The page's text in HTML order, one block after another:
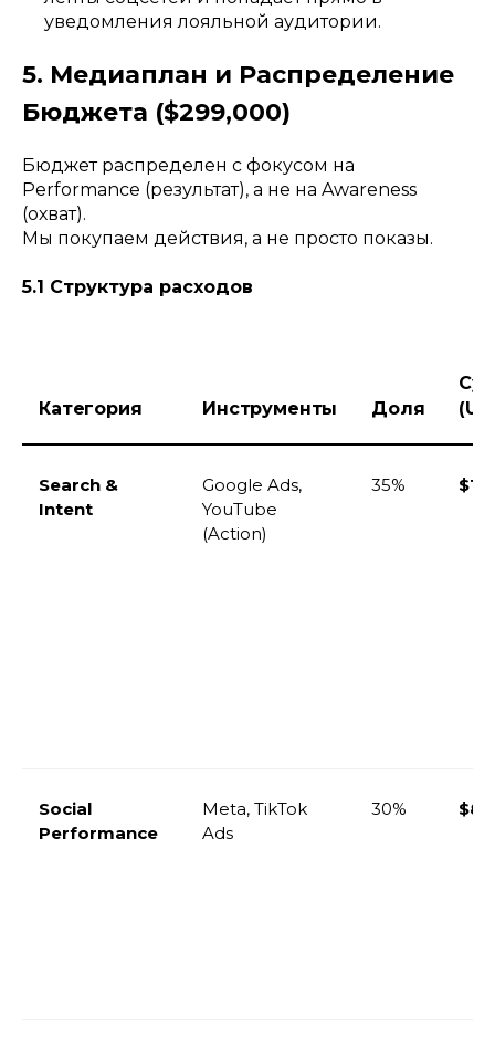
уведомления лояльной аудитории.
5. Медиаплан и Распределение
Бюджета ($299,000)
Бюджет распределен с фокусом на
Performance (результат), а не на Awareness
(охват).
Мы покупаем действия, а не просто показы.
5.1 Структура расходов
Категория Инструменты Доля
Search &
Intent
Google Ads,
YouTube
(Action)
35%
Social
Performance
Meta, TikTok
Ads
30%